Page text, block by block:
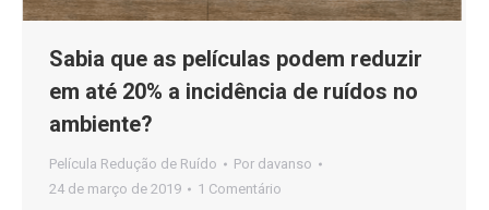
Sabia que as películas podem reduzir
em até 20% a incidência de ruídos no
ambiente?
Película Redução de Ruído Por davanso
24 de março de 2019
1 Comentário